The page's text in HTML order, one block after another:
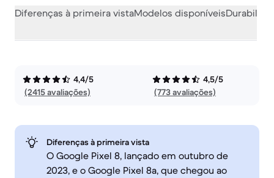
Diferenças à primeira vistaModelos disponíveis
4,4/5
(2415 avaliações)
4,5/5
(773 avaliações)
Diferenças à primeira vista
O Google Pixel 8, lançado em outubro de
2023, e o Google Pixel 8a, que chegou ao